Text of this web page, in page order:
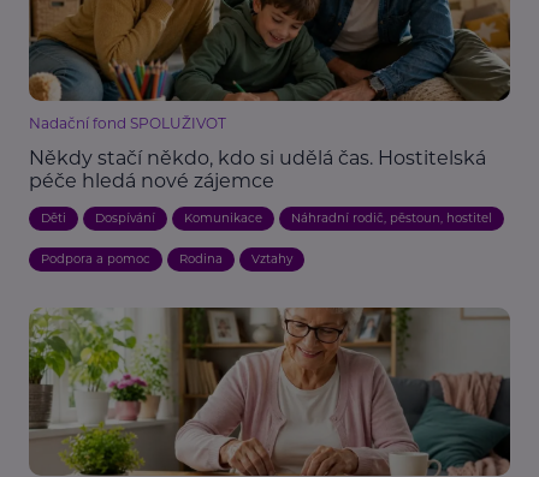
Nadační fond SPOLUŽIVOT
Někdy stačí někdo, kdo si udělá čas. Hostitelská
péče hledá nové zájemce
Děti Dospívání Komunikace Náhradní rodič, pěstoun, hostitel
Podpora a pomoc Rodina Vztahy